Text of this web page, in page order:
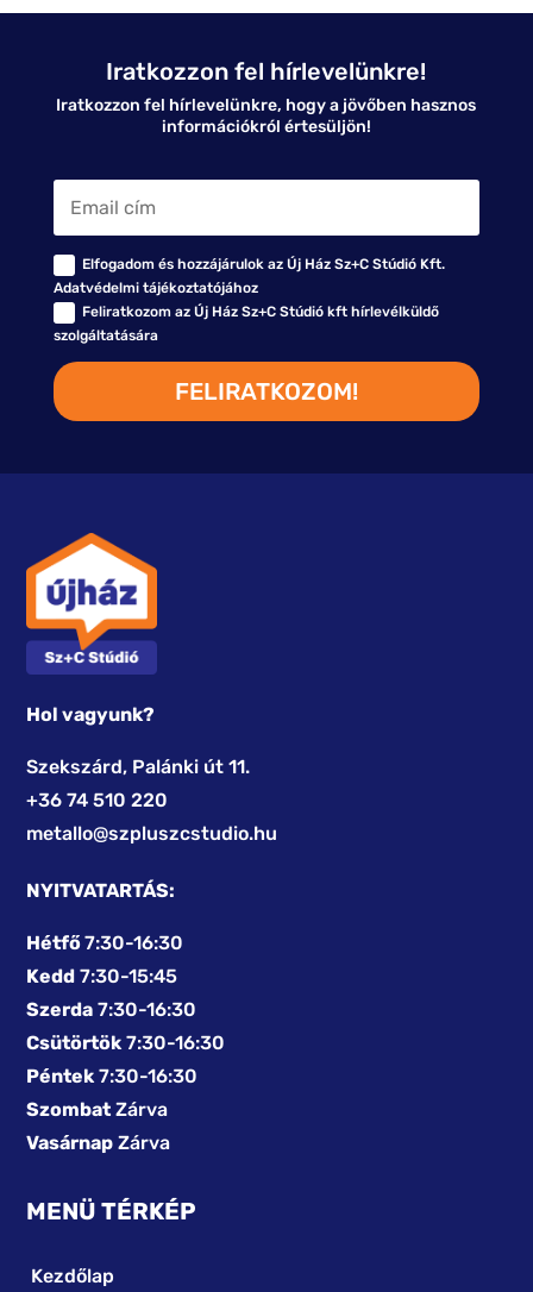
Iratkozzon fel hírlevelünkre!
Iratkozzon fel hírlevelünkre, hogy a jövőben hasznos
információkról értesüljön!
Elfogadom és hozzájárulok az Új Ház Sz+C Stúdió Kft.
Adatvédelmi tájékoztatójához
Feliratkozom az Új Ház Sz+C Stúdió kft hírlevélküldő
szolgáltatására
FELIRATKOZOM!
Hol vagyunk?
Szekszárd, Palánki út 11.
+36 74 510 220
metallo@szpluszcstudio.hu
NYITVATARTÁS:
Hétfő7:30-16:30
Kedd 7:30-15:45
Szerda 7:30-16:30
Csütörtök7:30-16:30
Péntek7:30-16:30
Szombat Zárva
Vasárnap Zárva
MENÜ TÉRKÉP
Kezdőlap